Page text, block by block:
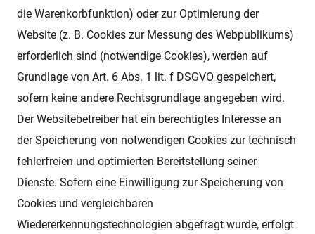
die Warenkorbfunktion) oder zur Optimierung der
Website (z. B. Cookies zur Messung des Webpublikums)
erforderlich sind (notwendige Cookies), werden auf
Grundlage von Art. 6 Abs. 1 lit. f DSGVO gespeichert,
sofern keine andere Rechtsgrundlage angegeben wird.
Der Websitebetreiber hat ein berechtigtes Interesse an
der Speicherung von notwendigen Cookies zur technisch
fehlerfreien und optimierten Bereitstellung seiner
Dienste. Sofern eine Einwilligung zur Speicherung von
Cookies und vergleichbaren
Wiedererkennungstechnologien abgefragt wurde, erfolgt